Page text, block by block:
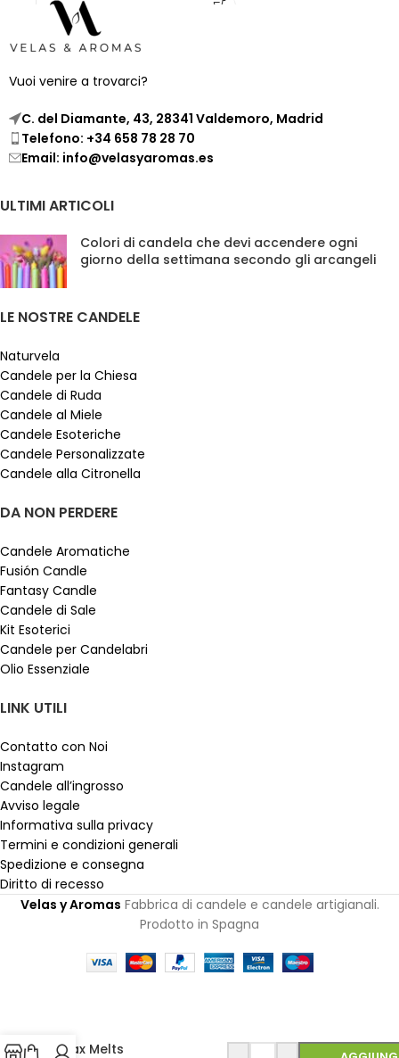
Vuoi venire a trovarci?
C. del Diamante, 43, 28341 Valdemoro, Madrid
Telefono: +34 658 78 28 70
Email: info@velasyaromas.es
ULTIMI ARTICOLI
Colori di candela che devi accendere ogni
giorno della settimana secondo gli arcangeli
LE NOSTRE CANDELE
Naturvela
Candele per la Chiesa
Candele di Ruda
Candele al Miele
Candele Esoteriche
Candele Personalizzate
Candele alla Citronella
DA NON PERDERE
Candele Aromatiche
Fusión Candle
Fantasy Candle
Candele di Sale
Kit Esoterici
Candele per Candelabri
Olio Essenziale
LINK UTILI
Contatto con Noi
Instagram
Candele all’ingrosso
Avviso legale
Informativa sulla privacy
Termini e condizioni generali
Spedizione e consegna
Diritto di recesso
Velas y Aromas Fabbrica di candele e candele artigianali.
Prodotto in Spagna
Wax Melts